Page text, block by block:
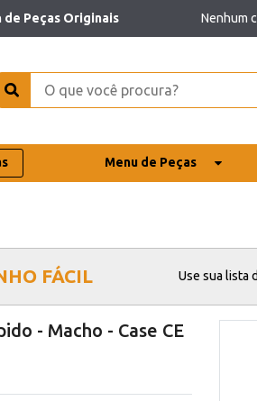
de Peças Originais Nenhum
Menu de Peças
FÁCIL Use sua lista
- Macho - Case CE